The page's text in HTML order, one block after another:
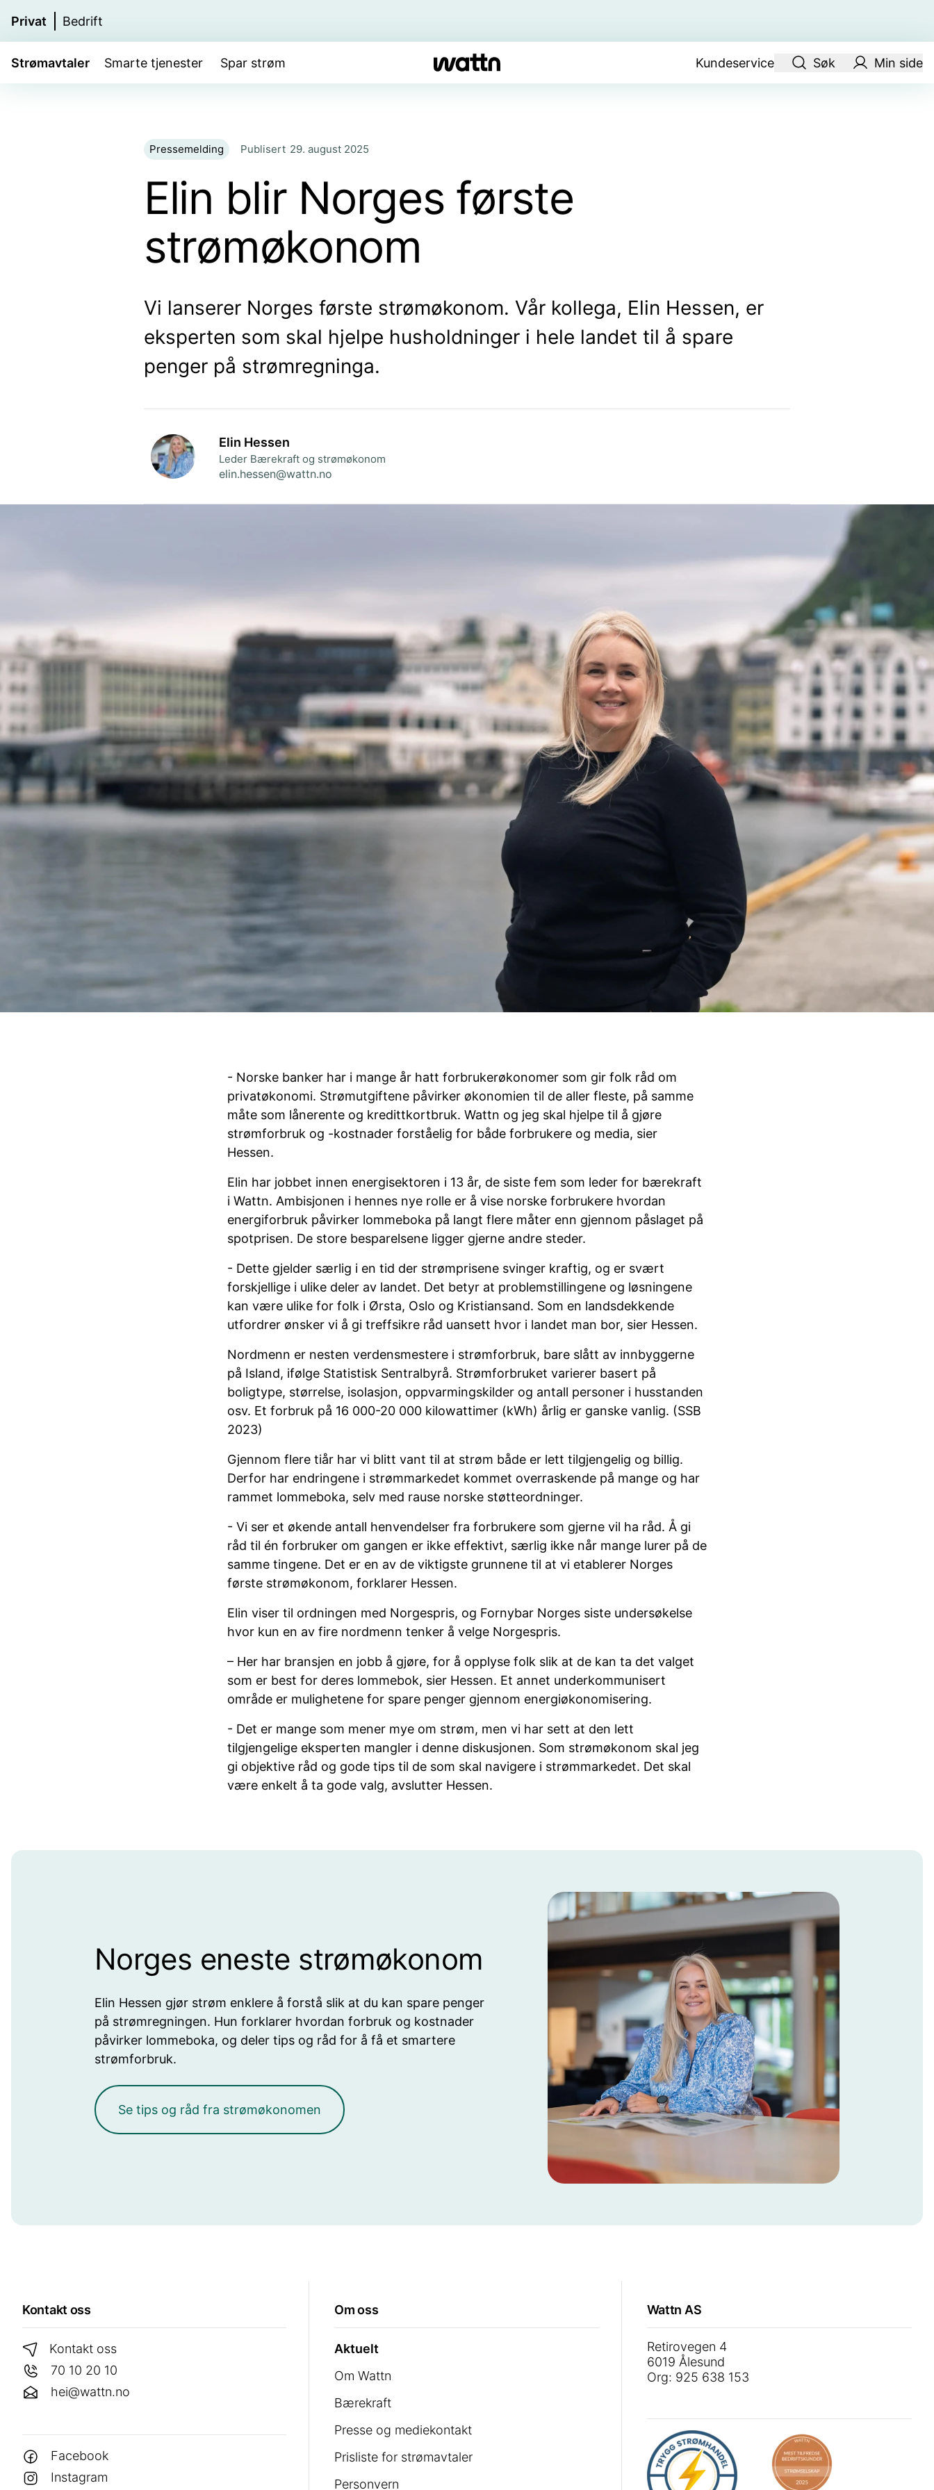
Privat Bedrift
Kundeservice Søk Min side
Strømavtaler Smarte tjenester Spar strøm
Pressemelding Publisert 29. august 2025
Elin blir Norges første
strømøkonom
Vi lanserer Norges første strømøkonom. Vår kollega, Elin Hessen, er
eksperten som skal hjelpe husholdninger i hele landet til å spare
penger på strømregninga.
Elin Hessen
Leder Bærekraft og strømøkonom
elin.hessen@wattn.no
- Norske banker har i mange år hatt forbrukerøkonomer som gir folk råd om
privatøkonomi. Strømutgiftene påvirker økonomien til de aller fleste, på samme
måte som lånerente og kredittkortbruk. Wattn og jeg skal hjelpe til å gjøre
strømforbruk og -kostnader forståelig for både forbrukere og media, sier
Hessen.
Elin har jobbet innen energisektoren i 13 år, de siste fem som leder for bærekraft
i Wattn. Ambisjonen i hennes nye rolle er å vise norske forbrukere hvordan
energiforbruk påvirker lommeboka på langt flere måter enn gjennom påslaget på
spotprisen. De store besparelsene ligger gjerne andre steder.
- Dette gjelder særlig i en tid der strømprisene svinger kraftig, og er svært
forskjellige i ulike deler av landet. Det betyr at problemstillingene og løsningene
kan være ulike for folk i Ørsta, Oslo og Kristiansand. Som en landsdekkende
utfordrer ønsker vi å gi treffsikre råd uansett hvor i landet man bor, sier Hessen.
Nordmenn er nesten verdensmestere i strømforbruk, bare slått av innbyggerne
på Island, ifølge Statistisk Sentralbyrå. Strømforbruket varierer basert på
boligtype, størrelse, isolasjon, oppvarmingskilder og antall personer i husstanden
osv. Et forbruk på 16 000-20 000 kilowattimer (kWh) årlig er ganske vanlig. (SSB
2023)
Gjennom flere tiår har vi blitt vant til at strøm både er lett tilgjengelig og billig.
Derfor har endringene i strømmarkedet kommet overraskende på mange og har
rammet lommeboka, selv med rause norske støtteordninger.
- Vi ser et økende antall henvendelser fra forbrukere som gjerne vil ha råd. Å gi
råd til én forbruker om gangen er ikke effektivt, særlig ikke når mange lurer på de
samme tingene. Det er en av de viktigste grunnene til at vi etablerer Norges
første strømøkonom, forklarer Hessen.
Elin viser til ordningen med Norgespris, og Fornybar Norges siste undersøkelse
hvor kun en av fire nordmenn tenker å velge Norgespris.
– Her har bransjen en jobb å gjøre, for å opplyse folk slik at de kan ta det valget
som er best for deres lommebok, sier Hessen. Et annet underkommunisert
område er mulighetene for spare penger gjennom energiøkonomisering.
- Det er mange som mener mye om strøm, men vi har sett at den lett
tilgjengelige eksperten mangler i denne diskusjonen. Som strømøkonom skal jeg
gi objektive råd og gode tips til de som skal navigere i strømmarkedet. Det skal
være enkelt å ta gode valg, avslutter Hessen.
Norges eneste strømøkonom
Elin Hessen gjør strøm enklere å forstå slik at du kan spare penger
på strømregningen. Hun forklarer hvordan forbruk og kostnader
påvirker lommeboka, og deler tips og råd for å få et smartere
strømforbruk.
Se tips og råd fra strømøkonomen
Kontakt oss
Kontakt oss
70 10 20 10
hei@wattn.no
Facebook
Instagram
Om oss
Aktuelt
Om Wattn
Bærekraft
Presse og mediekontakt
Prisliste for strømavtaler
Personvern
Wattn AS
Retirovegen 4
6019 Ålesund
Org: 925 638 153